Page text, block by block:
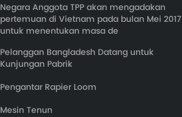
Negara Anggota TPP akan mengadakan
pertemuan di Vietnam pada bulan Mei 2017
untuk menentukan masa de
Pelanggan Bangladesh Datang untuk
Kunjungan Pabrik
Pengantar Rapier Loom
Mesin Tenun